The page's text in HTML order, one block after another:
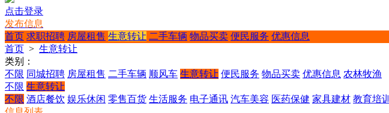
点击登录
发布信息
首页 求职招聘 房屋租售 生意转让 二手车辆 物品买卖 便民服务 优惠信息
首页 > 生意转让
类别：
不限 同城招聘 房屋租售 二手车辆 顺风车 生意转让 便民服务 物品买卖 优惠信息 农林牧渔
不限 生意转让
不限 酒店餐饮 娱乐休闲 零售百货 生活服务 电子通讯 汽车美容 医药保健 家具建材 教育培训